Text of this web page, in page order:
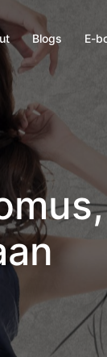
Blogs E-